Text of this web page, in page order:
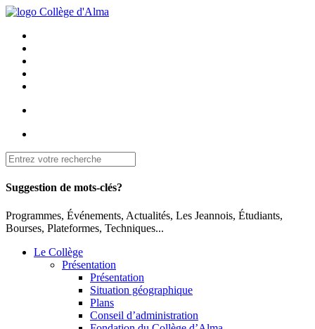
Suggestion de mots-clés?
Programmes, Événements, Actualités, Les Jeannois, Étudiants,
Bourses, Plateformes, Techniques...
Le Collège
Présentation
Présentation
Situation géographique
Plans
Conseil d’administration